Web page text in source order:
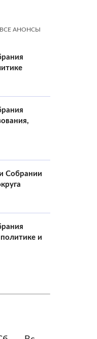
ВСЕ АНОНСЫ
Собрании
и